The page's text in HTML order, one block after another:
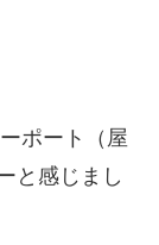
ポート（屋
と感じまし